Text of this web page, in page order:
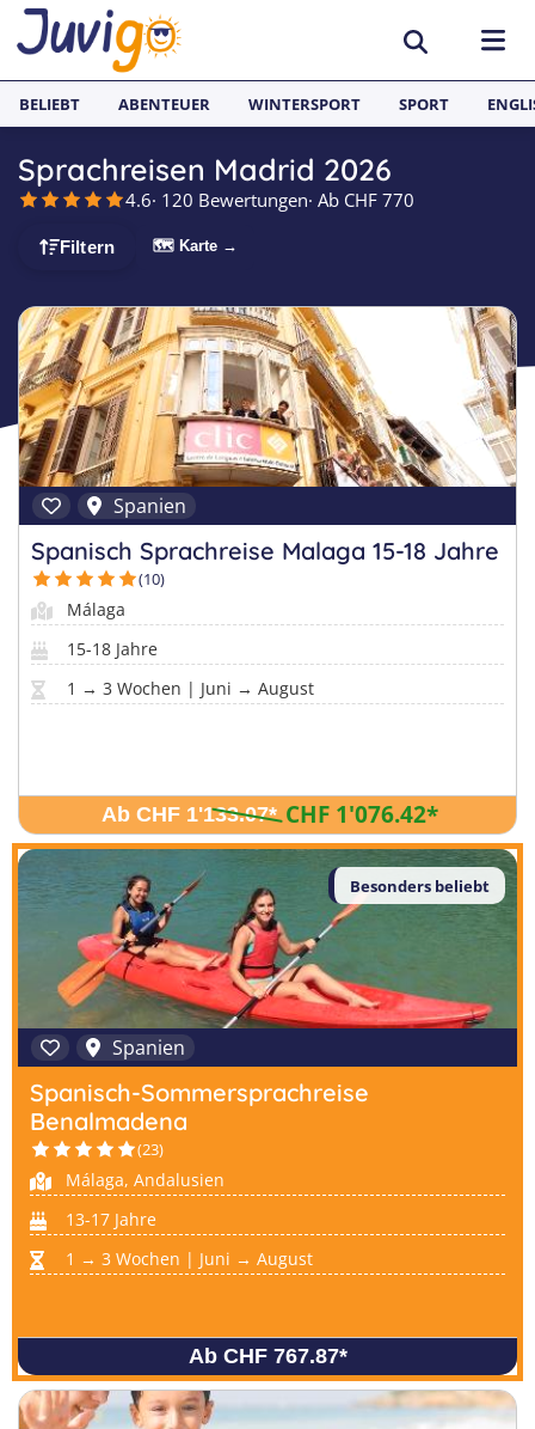
AKTIVITÄTEN
Sportcamps
Surfcamps
Outdoorcamps
Fussballcamps
Segelcamps
Tenniscamps
Tanzcamps
Skilager
Snowboard-Lager
REISEZIELE
Basel
Bern
Freiburg
Graubünden
Luzern
Tessin
Waadt
Wallis
SPRACHFERIEN
Sprachreisen
Englisch Sprachferien England
Sprachferien Frankreich
Sprachferien Spanien
Sprachferien in der Schweiz
Englisch Sprachferien USA
Englisch Sprachferien Malta
Italienisch Sprachferien Italien
JUGENDREISEN
Spanien
Italien
Deutschland
Frankreich
Portugal
Holland
BELIEBT ABENTEUER WINTERSPORT SPORT
Sprachreisen Madrid 2026
4.6· 120 Bewertungen· Ab CHF 770
Filtern 🗺 Karte →
Spanien
Spanisch Sprachreise Malaga 15-18 Jahre
(10)
Málaga
15-18 Jahre
1 → 3 Wochen | Juni → August
Ab CHF 1'133.07* CHF 1'076.42*
Besonders beliebt
Spanien
Spanisch-Sommersprachreise
Benalmadena
(23)
Málaga, Andalusien
13-17 Jahre
1 → 3 Wochen | Juni → August
Ab CHF 767.87*